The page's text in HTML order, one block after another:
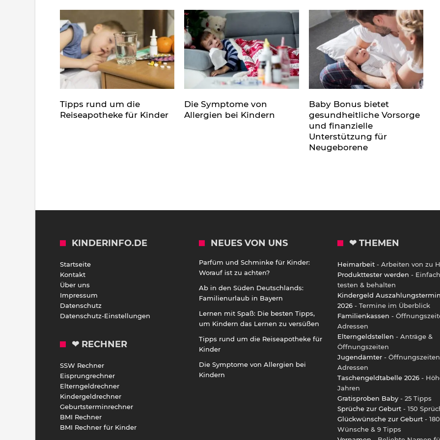
Tipps rund um die
Reiseapotheke für Kinder
Die Symptome von
Allergien bei Kindern
Baby Bonus bietet
gesundheitliche Vorsorge
und finanzielle
Unterstützung für
Neugeborene
KINDERINFO.DE
Startseite
Kontakt
Über uns
Impressum
Datenschutz
Datenschutz-Einstellungen
❤ RECHNER
SSW Rechner
Eisprungrechner
Elterngeldrechner
Kindergeldrechner
Geburtsterminrechner
BMI Rechner
BMI Rechner für Kinder
NEUES VON UNS
Parfüm und Schminke für Kinder:
Worauf ist zu achten?
Ab in den Süden Deutschlands:
Familienurlaub in Bayern
Lernen mit Spaß: Die besten Tipps,
um Kindern das Lernen zu versüßen
Tipps rund um die Reiseapotheke für
Kinder
Die Symptome von Allergien bei
Kindern
❤ THEMEN
Heimarbeit - Arbeiten von zu
Produkttester werden - Einfach
testen & behalten
Kindergeld
2026 - Termine im Überblick
Familienkassen -
Adressen
Elterngeldstellen - Anträge &
Öffnungszeiten
Jugendämter -
Adressen
Taschengeldtabelle 2026 -
Jahren
Gratisproben Baby - 25 Tipps
Sprüche zur Geburt - 150
Glückwünsche zur Geburt - 180
Wünsche & 9 Tipps